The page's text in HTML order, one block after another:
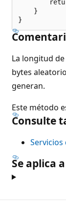
    }
La longitud
bytes
generan.
Este método
Consulte
Se aplica a
Modo